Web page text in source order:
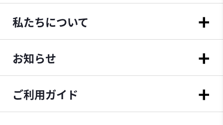
私たちについて
お知らせ
ご利用ガイド